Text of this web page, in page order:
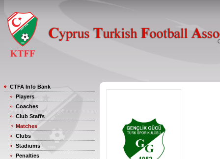
CTFA Info Bank
Players
Coaches
Club Staffs
Matches
Clubs
Stadiums
Penalties